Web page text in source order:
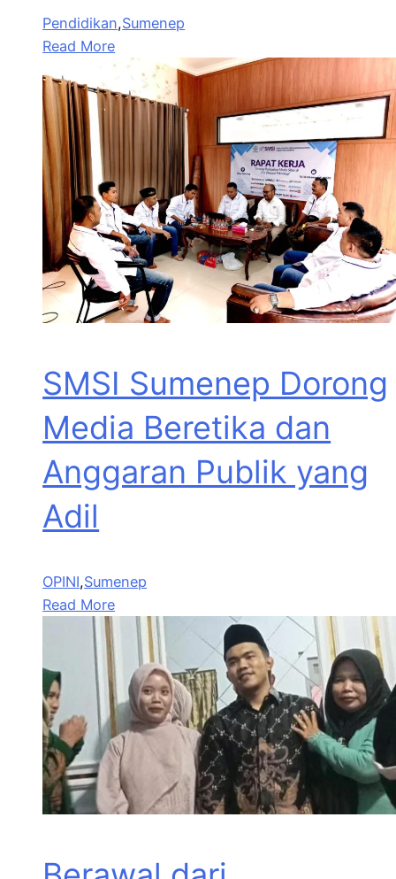
Pendidikan,Sumenep
Read More
SMSI Sumenep Dorong
Media Beretika dan
Anggaran Publik yang
Adil
OPINI,Sumenep
Read More